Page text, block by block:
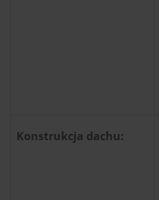
Konstrukcja dachu: